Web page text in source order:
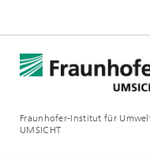
Fraunhofer-Institut für
UMSICHT